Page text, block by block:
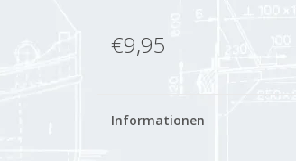
€9,95
Informationen